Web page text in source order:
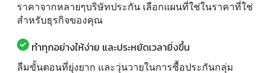
ราคาจากหลายๆบริษัทประกัน เลือกแผนที่ใช่ในราคาที่ใช่
สำหรับธุรกิจของคุณ
ทำทุกอย่างให้ง่าย และประหยัดเวลายิ่งขึ้น
ลืมขั้นตอนที่ยุ่งยาก และวุ่นวายในการซื้อประกันกลุ่ม